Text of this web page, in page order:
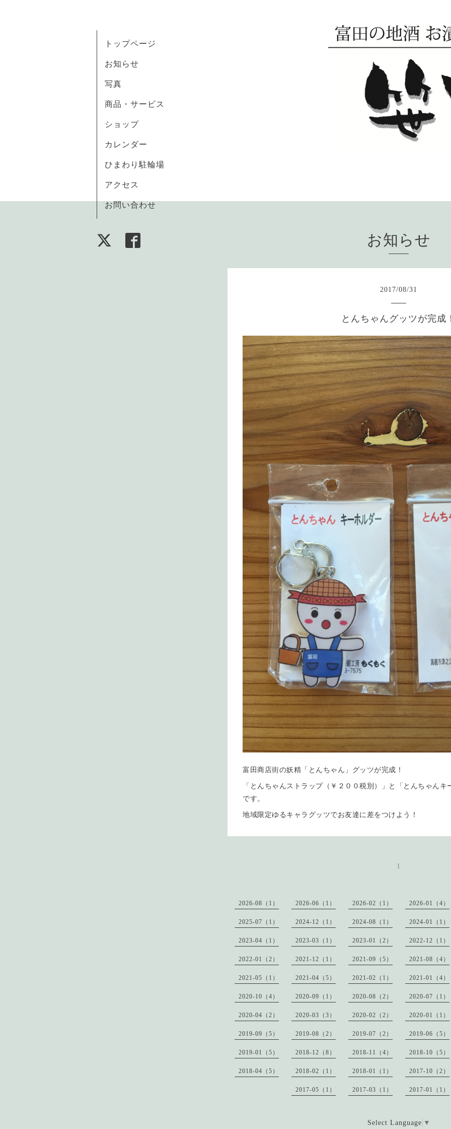
トップページ
お知らせ
写真
商品・サービス
ショップ
カレンダー
ひまわり駐輪場
アクセス
お問い合わせ
お知らせ
2017/08/31
とんちゃんグッツが完成
富田商店街の妖精「とんちゃん」グッツが完成！
「とんちゃんストラップ（￥２００税別）」と「とんちゃん
です。
地域限定ゆるキャラグッツでお友達に差をつけよう！
1
2026-08（1） 2026-06（1） 2026-02（1） 2026-01（4）
2025-07（1） 2024-12（1） 2024-08（1） 2024-01（1）
2023-04（1） 2023-03（1） 2023-01（2） 2022-12（1）
2022-01（2） 2021-12（1） 2021-09（5） 2021-08（4）
2021-05（1） 2021-04（5） 2021-02（1） 2021-01（4）
2020-10（4） 2020-09（1） 2020-08（2） 2020-07（1）
2020-04（2） 2020-03（3） 2020-02（2） 2020-01（1）
2019-09（5） 2019-08（2） 2019-07（2） 2019-06（5）
2019-01（5） 2018-12（8） 2018-11（4） 2018-10（5）
2018-04（5） 2018-02（1） 2018-01（1） 2017-10（2）
2017-05（1） 2017-03（1） 2017-01（1）
Select Language ▼